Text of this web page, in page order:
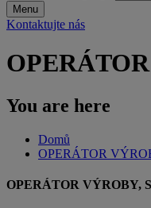
Menu
Kontaktujte nás
You are here
Domů
OPERÁTOR
OPERÁTOR VÝROBY,